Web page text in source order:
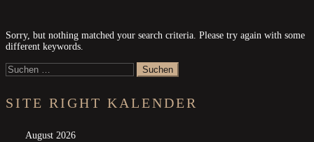
Sorry, but nothing matched your search criteria. Please try again with some
different keywords.
Suchen
nach:
SITE RIGHT KALENDER
August 2026